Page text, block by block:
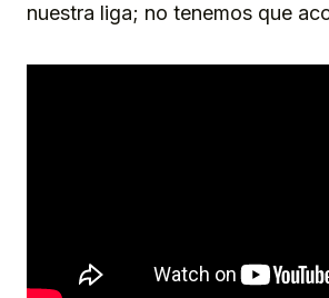
nuestra liga; no tenemos que